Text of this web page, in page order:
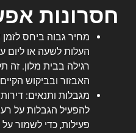
חסרונות
מחיר גבוה ביחס
העלות לשעה או ליום
רגילה בבית מלון. זה
האבזור ובביקוש
מגבלות ותנאים:
להפעיל הגבלות על
פעילות, כדי לשמור